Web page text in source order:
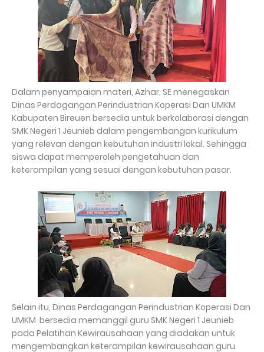
Dalam penyampaian materi, Azhar, SE menegaskan
Dinas Perdagangan Perindustrian Koperasi Dan UMKM
Kabupaten Bireuen bersedia untuk berkolaborasi dengan
SMK Negeri 1 Jeunieb dalam pengembangan kurikulum
yang relevan dengan kebutuhan industri lokal. Sehingga
siswa dapat memperoleh pengetahuan dan
keterampilan yang sesuai dengan kebutuhan pasar.
Selain itu, Dinas Perdagangan Perindustrian Koperasi Dan
UMKM bersedia memanggil guru SMK Negeri 1 Jeunieb
pada Pelatihan Kewirausahaan yang diadakan untuk
mengembangkan keterampilan kewirausahaan guru